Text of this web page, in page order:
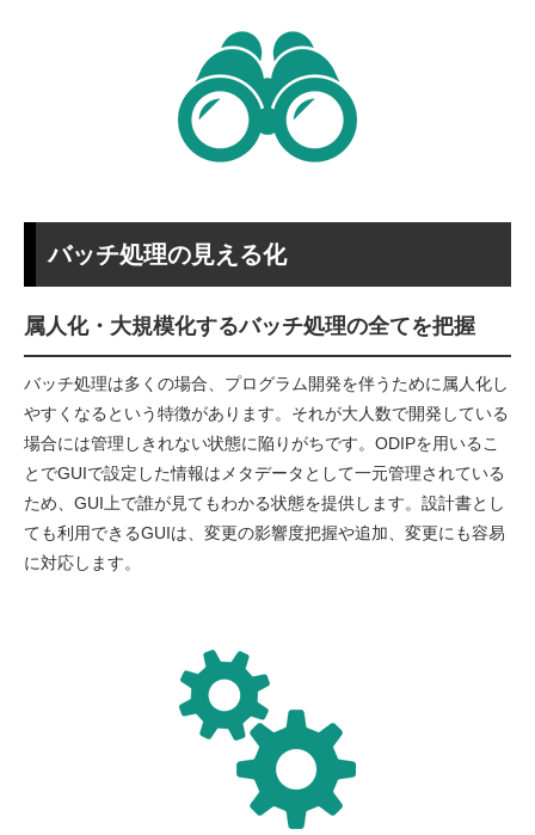
バッチ処理の見える化
属人化・大規模化するバッチ処理の全てを把握
バッチ処理は多くの場合、プログラム開発を伴うために属人化し
やすくなるという特徴があります。それが大人数で開発している
場合には管理しきれない状態に陥りがちです。ODIPを用いるこ
とでGUIで設定した情報はメタデータとして一元管理されている
ため、GUI上で誰が見てもわかる状態を提供します。設計書とし
ても利用できるGUIは、変更の影響度把握や追加、変更にも容易
に対応します。